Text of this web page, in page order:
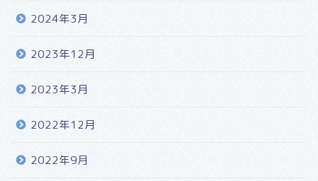
2024年3月
2023年12月
2023年3月
2022年12月
2022年9月